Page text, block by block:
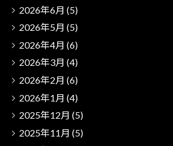
2026年6月 (5)
2026年5月 (5)
2026年4月 (6)
2026年3月 (4)
2026年2月 (6)
2026年1月 (4)
2025年12月 (5)
2025年11月 (5)